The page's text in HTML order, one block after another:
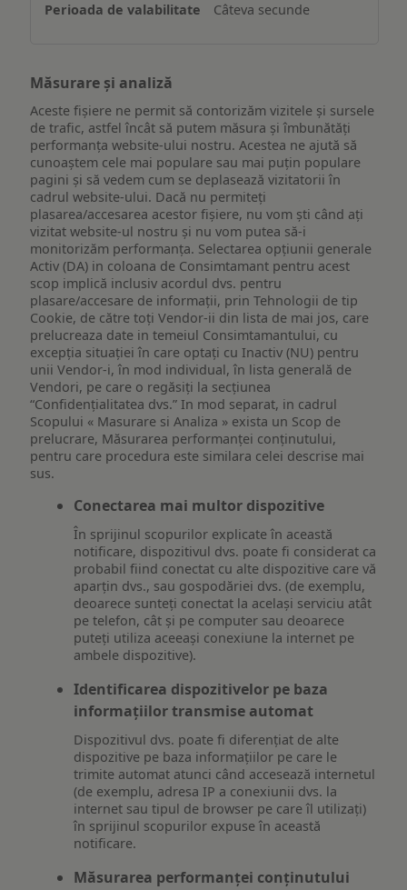
Câteva secunde
Măsurare și analiză
Aceste fișiere ne permit să contorizăm vizitele și sursele
de trafic, astfel încât să putem măsura și îmbunătăți
performanța website-ului nostru. Acestea ne ajută să
cunoaștem cele mai populare sau mai puțin populare
pagini și să vedem cum se deplasează vizitatorii în
cadrul website-ului. Dacă nu permiteți
plasarea/accesarea acestor fișiere, nu vom ști când ați
vizitat website-ul nostru și nu vom putea să-i
monitorizăm performanța. Selectarea opțiunii generale
Activ (DA) in coloana de Consimtamant pentru acest
scop implică inclusiv acordul dvs. pentru
plasare/accesare de informații, prin Tehnologii de tip
Cookie, de către toți Vendor-ii din lista de mai jos, care
prelucreaza date in temeiul Consimtamantului, cu
excepția situației în care optați cu Inactiv (NU) pentru
unii Vendor-i, în mod individual, în lista generală de
Vendori, pe care o regăsiți la secțiunea
“Confidențialitatea dvs.” In mod separat, in cadrul
Scopului « Masurare si Analiza » exista un Scop de
prelucrare, Măsurarea performanței conținutului,
pentru care procedura este similara celei descrise mai
sus.
Conectarea mai multor dispozitive
În sprijinul scopurilor explicate în această
notificare, dispozitivul dvs. poate fi considerat ca
probabil fiind conectat cu alte dispozitive care vă
aparțin dvs., sau gospodăriei dvs. (de exemplu,
deoarece sunteți conectat la același serviciu atât
pe telefon, cât și pe computer sau deoarece
puteți utiliza aceeași conexiune la internet pe
ambele dispozitive).
Identificarea dispozitivelor pe baza
informațiilor transmise automat
Dispozitivul dvs. poate fi diferențiat de alte
dispozitive pe baza informațiilor pe care le
trimite automat atunci când accesează internetul
(de exemplu, adresa IP a conexiunii dvs. la
internet sau tipul de browser pe care îl utilizați)
în sprijinul scopurilor expuse în această
notificare.
Măsurarea performanței conținutului